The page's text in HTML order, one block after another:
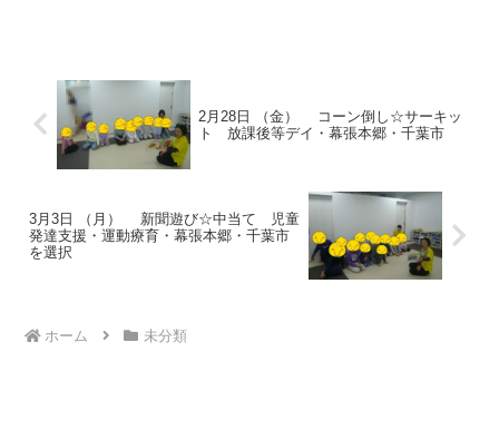
2月28日 （金） コーン倒し☆サーキッ
ト 放課後等デイ・幕張本郷・千葉市
3月3日 （月） 新聞遊び☆中当て 児童
発達支援・運動療育・幕張本郷・千葉市
を選択
ホーム 未分類